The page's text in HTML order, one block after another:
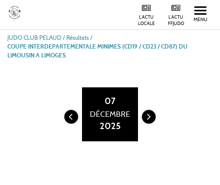
L'ACTU
FFJUDO
L'ACTU
LOCALE
MENU
JUDO CLUB PELAUD / Résultats /
COUPE INTERDEPARTEMENTALE MINIMES (CD19 / CD23 / CD87) DU
LIMOUSIN A LIMOGES
07
DÉCEMBRE
2025